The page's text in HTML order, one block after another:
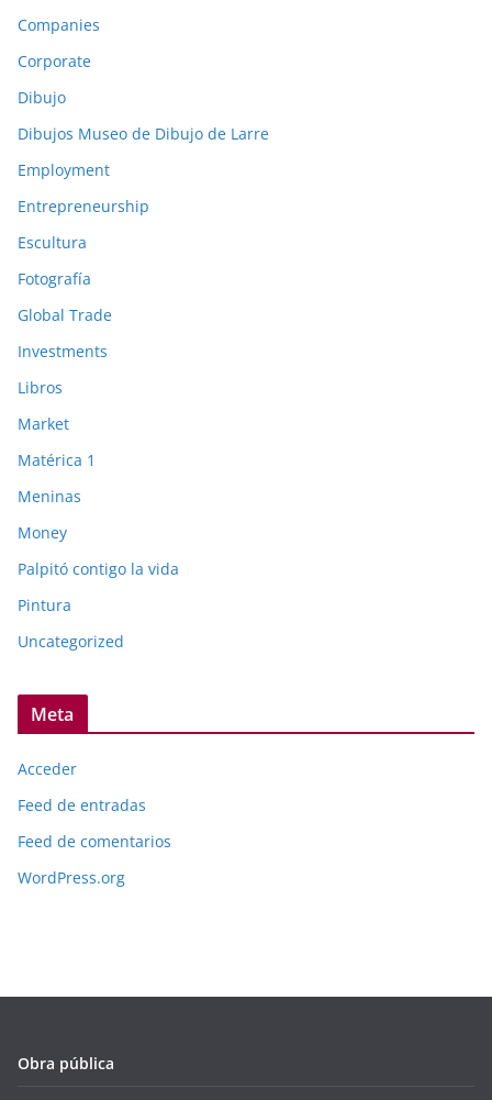
Companies
Corporate
Dibujo
Dibujos Museo de Dibujo de Larre
Employment
Entrepreneurship
Escultura
Fotografía
Global Trade
Investments
Libros
Market
Matérica 1
Meninas
Money
Palpitó contigo la vida
Pintura
Uncategorized
Meta
Acceder
Feed de entradas
Feed de comentarios
WordPress.org
Obra pública